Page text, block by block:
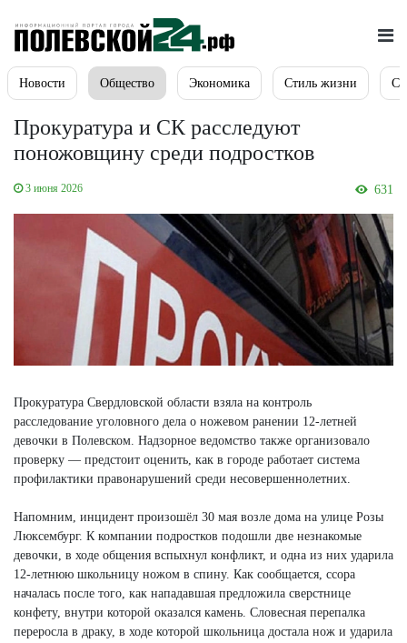
Новости Общество Экономика Стиль жизни
Прокуратура и СК расследуют
поножовщину среди подростков
3 июня 2026 631
Прокуратура Свердловской области взяла на контроль
расследование уголовного дела о ножевом ранении 12-летней
девочки в Полевском. Надзорное ведомство также организовало
проверку — предстоит оценить, как в городе работает система
профилактики правонарушений среди несовершеннолетних.
Напомним, инцидент произошёл 30 мая возле дома на улице Розы
Люксембург. К компании подростков подошли две незнакомые
девочки, в ходе общения вспыхнул конфликт, и одна из них ударила
12-летнюю школьницу ножом в спину. Как сообщается, ссора
началась после того, как нападавшая предложила сверстнице
конфету, внутри которой оказался камень. Словесная перепалка
переросла в драку, в ходе которой школьница достала нож и ударила